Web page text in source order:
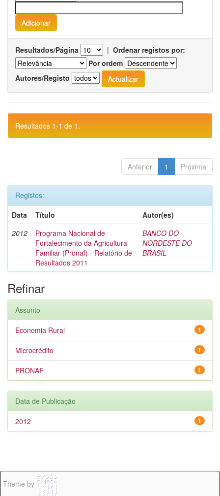
Resultados/Página | Ordenar registos por:
Por ordem
Autores/Registo
Resultados 1-1 de 1.
Anterior 1 Próxima
Registos:
Data
Título
Autor(es)
2012
Programa Nacional de
Fortalecimento da Agricultura
Familiar (Pronaf) - Relatório de
Resultados 2011
BANCO DO
NORDESTE DO
BRASIL
Refinar
Assunto
1
Economia Rural
1
Microcrédito
1
PRONAF
Data de Publicação
1
2012
Theme by